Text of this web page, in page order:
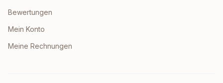
Bewertungen
Mein Konto
Meine Rechnungen